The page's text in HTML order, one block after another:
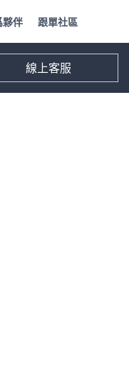
夥伴 跟單社區
線上客服